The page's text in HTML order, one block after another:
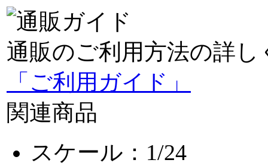
通販のご利用方法の詳し
「ご利用ガイド」
関連商品
スケール：1/24